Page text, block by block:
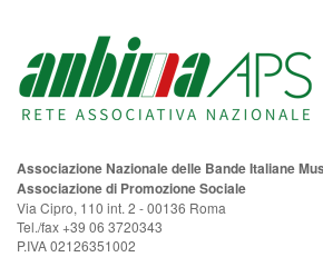
Associazione Nazionale delle Bande Italiane
Associazione di Promozione Sociale
Via Cipro, 110 int. 2 - 00136 Roma
Tel./fax +39 06 3720343
P.IVA 02126351002